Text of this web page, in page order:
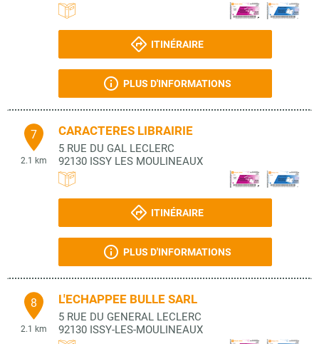
ITINÉRAIRE
PLUS D'INFORMATIONS
7
2.1 km
CARACTERES LIBRAIRIE
5 RUE DU GAL LECLERC
92130 ISSY LES MOULINEAUX
ITINÉRAIRE
PLUS D'INFORMATIONS
8
2.1 km
L'ECHAPPEE BULLE SARL
5 RUE DU GENERAL LECLERC
92130 ISSY-LES-MOULINEAUX